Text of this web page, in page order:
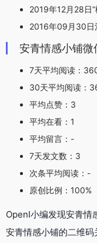
2019年12月28日“
2016年09月30日
安青情感小铺微
7天平均阅读：
30天平均阅读：
平均点赞：3
平均在看：1
平均留言：-
7天发文数：3
次条平均阅读：-
原创比例：100%
OpenI小编发现安青情
安青情感小铺的二维码